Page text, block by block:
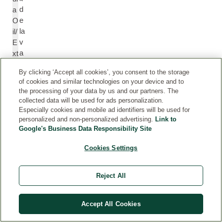
a
O
il/
E
xt
d
e
la
v
a
d
e
li
m
n
By clicking ‘Accept all cookies’, you consent to the storage
of cookies and similar technologies on your device and to
the processing of your data by us and our partners. The
collected data will be used for ads personalization.
Especially cookies and mobile ad identifiers will be used for
personalized and non-personalized advertising. Link to
Google's Business Data Responsibility Site
Cookies Settings
Reject All
Accept All Cookies